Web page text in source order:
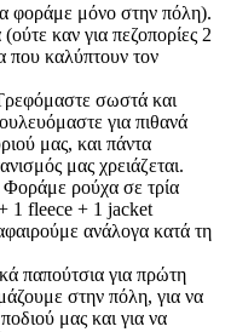
φοράμε μόνο στην πόλη).
καν για πεζοπορίες 2
καλύπτουν τον
σωστά και
για πιθανά
μας, και πάντα
μας χρειάζεται.
ρούχα σε τρία
1 fleece + 1 jacket
ανάλογα κατά τη
παπούτσια για πρώτη
στην πόλη, για να
μας και για να